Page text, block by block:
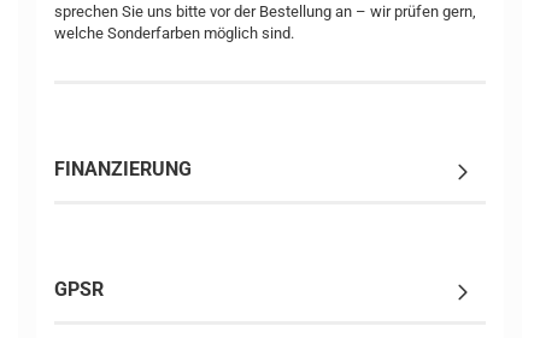
sprechen Sie uns bitte vor der Bestellung an – wir prüfen gern,
welche Sonderfarben möglich sind.
FINANZIERUNG
GPSR